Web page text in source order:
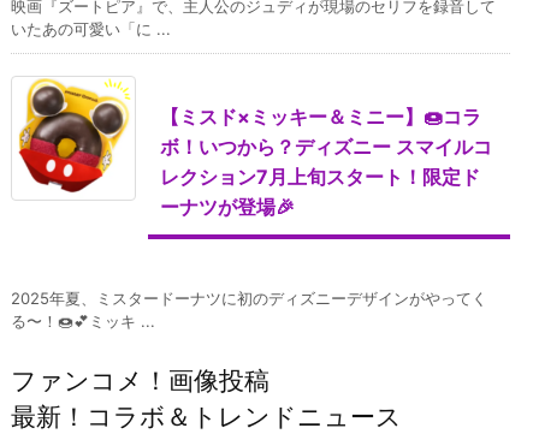
映画『ズートピア』で、主人公のジュディが現場のセリフを録音して
いたあの可愛い「に ...
【ミスド×ミッキー＆ミニー】🍩コラ
ボ！いつから？ディズニー スマイルコ
レクション7月上旬スタート！限定ド
ーナツが登場🎉
2025年夏、ミスタードーナツに初のディズニーデザインがやってく
る〜！🍩💕ミッキ ...
ファンコメ！画像投稿
最新！コラボ＆トレンドニュース